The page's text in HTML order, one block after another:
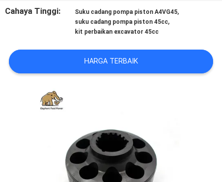
KASUS
PRIVACY
POLICY
Cahaya Tinggi: Suku cadang pompa piston A4VG45,
suku cadang pompa piston 45cc,
kit perbaikan excavator 45cc
HARGA TERBAIK